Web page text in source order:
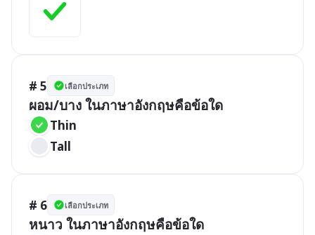
# 5 เลือกประเภท
ผอม/บาง ในภาษาอังกฤษคือข้อใด
Thin
Tall
# 6 เลือกประเภท
หนาว ในภาษาอังกฤษคือข้อใด